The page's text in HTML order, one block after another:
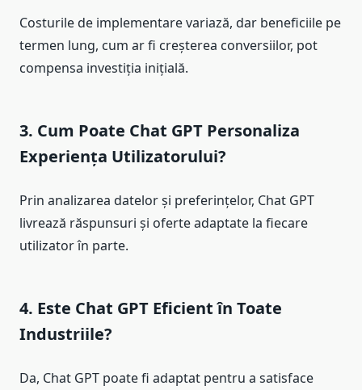
Costurile de implementare variază, dar beneficiile pe
termen lung, cum ar fi creșterea conversiilor, pot
compensa investiția inițială.
3. Cum Poate Chat GPT Personaliza
Experiența Utilizatorului?
Prin analizarea datelor și preferințelor, Chat GPT
livrează răspunsuri și oferte adaptate la fiecare
utilizator în parte.
4. Este Chat GPT Eficient în Toate
Industriile?
Da, Chat GPT poate fi adaptat pentru a satisface